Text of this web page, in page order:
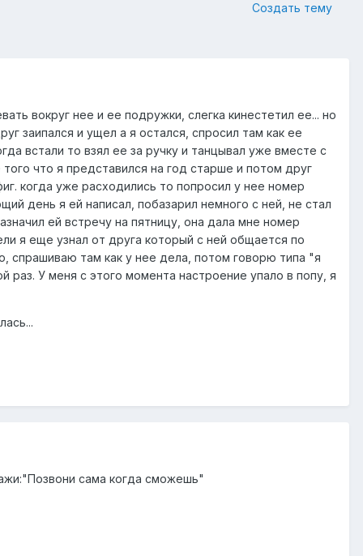
Создать тему
вокруг нее и ее подружки, слегка кинестетил ее... но
заипался и ущел а я остался, спросил там как ее
встали то взял ее за ручку и танцывал уже вместе с
что я представился на год старше и потом друг
когда уже расходились то попросил у нее номер
день я ей написал, побазарил немного с ней, не стал
ей встречу на пятницу, она дала мне номер
я еще узнал от друга который с ней общается по
спрашиваю там как у нее дела, потом говорю типа "я
У меня с этого момента настроение упало в попу, я
сама когда сможешь"